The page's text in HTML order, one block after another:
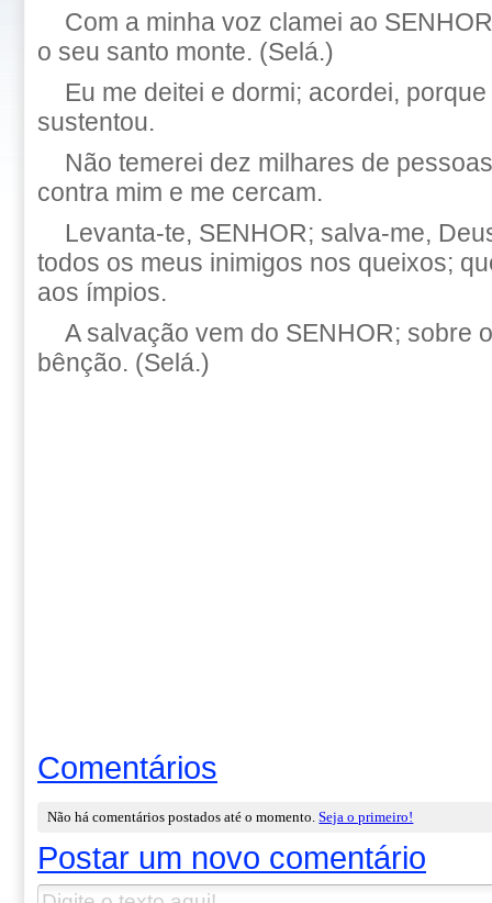
Com a minha voz clamei ao
o seu santo monte. (Selá.)
Eu me deitei e dormi; acordei,
sustentou.
Não temerei dez milhares de
contra mim e me cercam.
Levanta-te, SENHOR; salva-me,
todos os meus inimigos nos queixos;
aos ímpios.
A salvação vem do SENHOR; sobre
bênção. (Selá.)
Comentários
Não há comentários postados até o momento.Seja o primeiro!
Postar um novo comentário